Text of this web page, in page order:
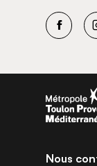
Nous